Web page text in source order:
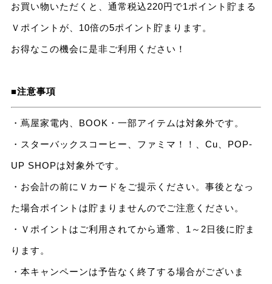
お買い物いただくと、通常税込220円で1ポイント貯まる
Ｖポイントが、10倍の5ポイント貯まります。
お得なこの機会に是非ご利用ください！
■注意事項
・蔦屋家電内、BOOK・一部アイテムは対象外です。
・スターバックスコーヒー、ファミマ！！、Cu、POP-
UP SHOPは対象外です。
・お会計の前にＶカードをご提示ください。事後となっ
た場合ポイントは貯まりませんのでご注意ください。
・Ｖポイントはご利用されてから通常、1～2日後に貯ま
ります。
・本キャンペーンは予告なく終了する場合がございま